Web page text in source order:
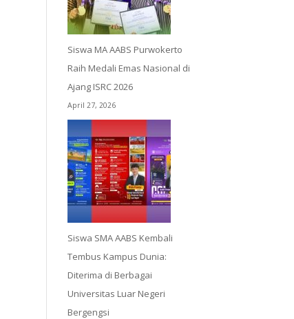
Siswa MA AABS Purwokerto
Raih Medali Emas Nasional di
Ajang ISRC 2026
April 27, 2026
Siswa SMA AABS Kembali
Tembus Kampus Dunia:
Diterima di Berbagai
Universitas Luar Negeri
Bergengsi